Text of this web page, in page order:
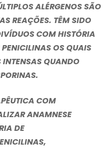
ALÉRGENOS SÃO
REAÇÕES. TÊM SIDO
COM HISTÓRIA
OS QUAIS
INTENSAS QUANDO
COM
ANAMNESE
DE